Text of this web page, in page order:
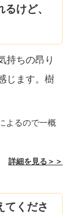
けど、
持ちの昂り
じます。樹
よるので一概
詳細を見る＞＞
てくださ